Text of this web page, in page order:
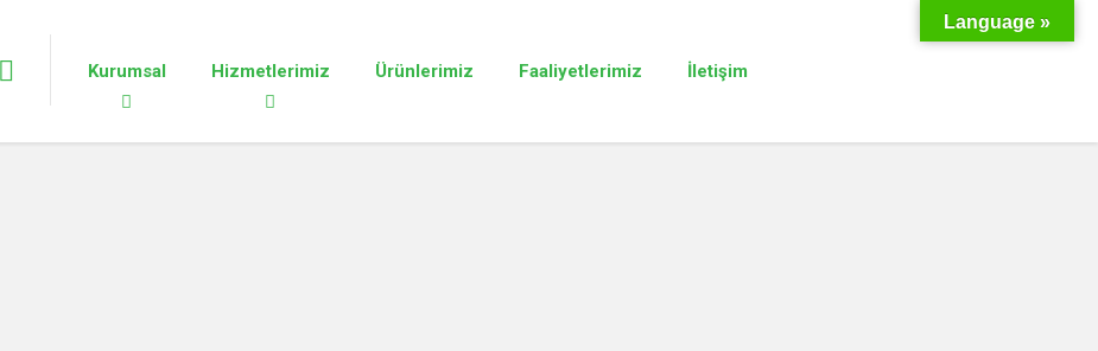
Kurumsal Hizmetlerimiz Ürünlerimiz Faaliyetlerimiz İletişim
Language »